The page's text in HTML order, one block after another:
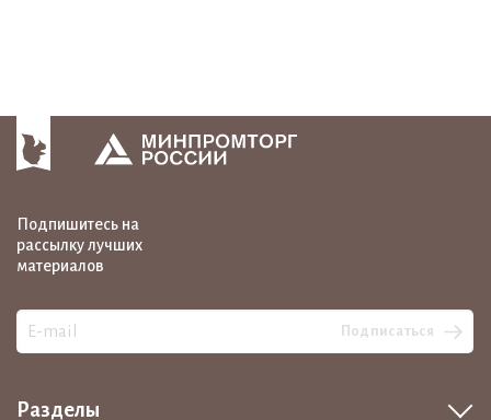
Подпишитесь на
рассылку лучших
материалов
Подписаться
Разделы